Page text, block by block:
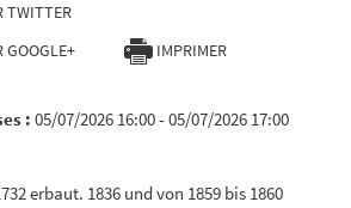
TWITTER- NOUVELLE FENÊTRE
GOOGLE+
IMPRIMER
: 05/07/2026 16:00 - 05/07/2026 17:00
erbaut. 1836 und von 1859 bis 1860